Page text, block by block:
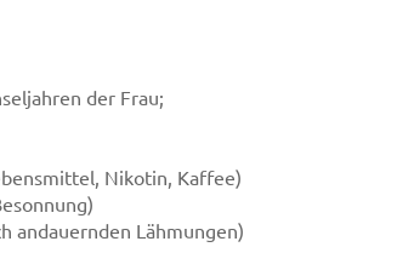
der Frau;
Nikotin, Kaffee)
andauernden Lähmungen)